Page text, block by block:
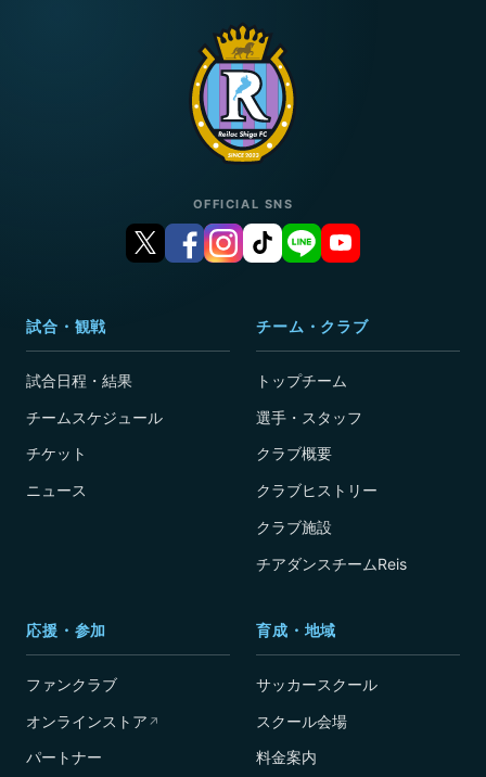
OFFICIAL SNS
試合・観戦
試合日程・結果
チームスケジュール
チケット
ニュース
チーム・クラブ
トップチーム
選手・スタッフ
クラブ概要
クラブヒストリー
クラブ施設
チアダンスチームReis
応援・参加
ファンクラブ
オンラインストア ↗
パートナー
育成・地域
サッカースクール
スクール会場
料金案内